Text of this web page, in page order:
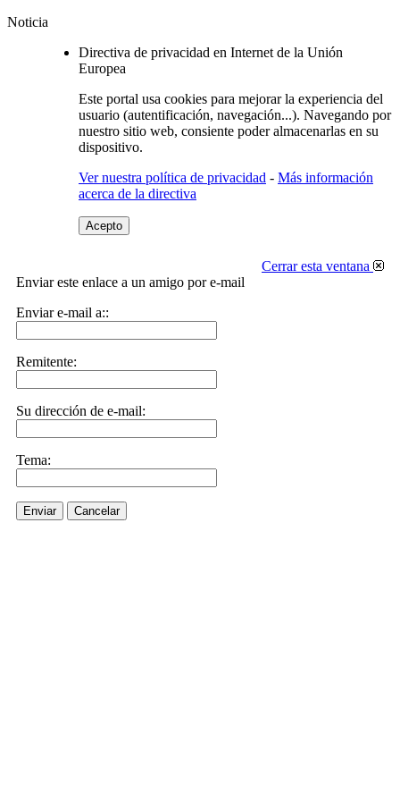
Noticia
Directiva de privacidad en Internet de la Unión
Europea
Este portal usa cookies para mejorar la experiencia del
usuario (autentificación, navegación...). Navegando por
nuestro sitio web, consiente poder almacenarlas en su
dispositivo.
Ver nuestra política de privacidad - Más información
acerca de la directiva
Acepto
Cerrar esta ventana
Enviar este enlace a un amigo por e-mail
Enviar e-mail a::
Remitente:
Su dirección de e-mail:
Tema:
Enviar Cancelar